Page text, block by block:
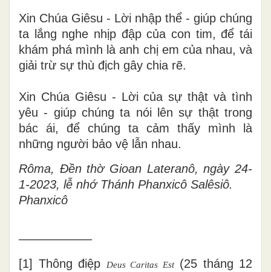
Xin Chúa Giêsu - Lời nhập thể - giúp chúng
ta lắng nghe nhịp đập của con tim, để tái
khám phá mình là anh chị em của nhau, và
giải trừ sự thù địch gây chia rẽ.
Xin Chúa Giêsu - Lời của sự thật và tình
yêu - giúp chúng ta nói lên sự thật trong
bác ái, để chúng ta cảm thấy mình là
những người bảo vệ lẫn nhau.
Rôma, Đền thờ Gioan Lateranô, ngày 24-
1-2023, lễ nhớ Thánh Phanxicô Salêsiô.
Phanxicô
–––––––––––
[1] Thông điệp
Deus Caritas Est(25 tháng 12